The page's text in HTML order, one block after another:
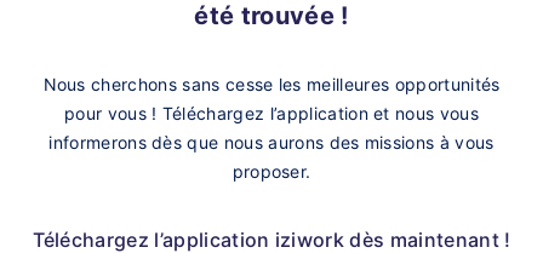
été trouvée !
Nous cherchons sans cesse les meilleures opportunités
pour vous ! Téléchargez l’application et nous vous
informerons dès que nous aurons des missions à vous
proposer.
Téléchargez l’application iziwork dès maintenant !